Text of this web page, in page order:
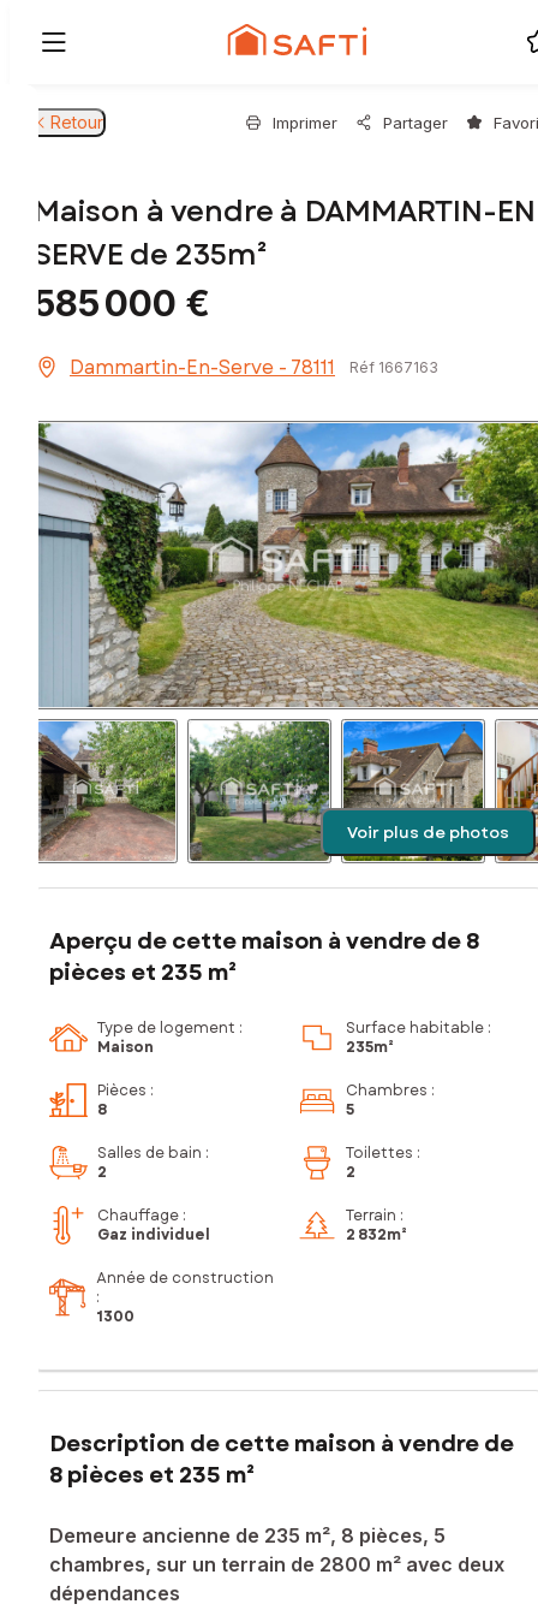
Retour Imprimer Partager
Maison à vendre à DAMMARTIN-
SERVE de 235m²
585 000 €
Dammartin-En-Serve - 78111 Réf 1667163
Voir plus de photos
Aperçu de cette maison à vendre de 8
pièces et 235 m²
Type de logement :
Maison
Surface habitable :
235m²
Pièces :
8
Chambres :
5
Salles de bain :
2
Toilettes :
2
Chauffage :
Gaz individuel
Terrain :
2 832m²
Année de construction
:
1300
Description de cette maison à vendre de
8 pièces et 235 m²
Demeure ancienne de 235 m², 8 pièces, 5
chambres, sur un terrain de 2800 m² avec deux
dépendances